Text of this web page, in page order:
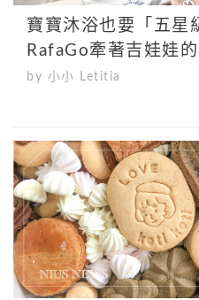
寶寶沐浴也要「五星
RafaGo牽著吉娃娃
by 小小 Letitia